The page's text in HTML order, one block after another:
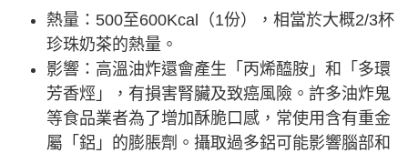
熱量：500至600Kcal（1份），相當於大概2/3杯
珍珠奶茶的熱量。
影響：高溫油炸還會產生「丙烯醯胺」和「多環
芳香烴」，有損害腎臟及致癌風險。許多油炸鬼
等食品業者為了增加酥脆口感，常使用含有重金
屬「鋁」的膨脹劑。攝取過多鋁可能影響腦部和